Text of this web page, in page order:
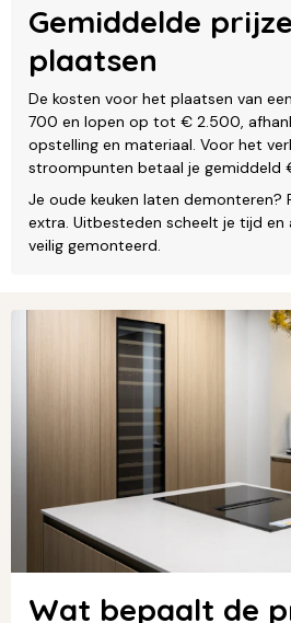
Gemiddelde
plaatsen
De kosten voor het plaatsen van
700 en lopen op tot € 2.500,
opstelling en materiaal. Voor het
stroompunten betaal je
Je oude keuken laten demonteren?
extra. Uitbesteden scheelt je tijd en
veilig gemonteerd.
Wat bepaalt de